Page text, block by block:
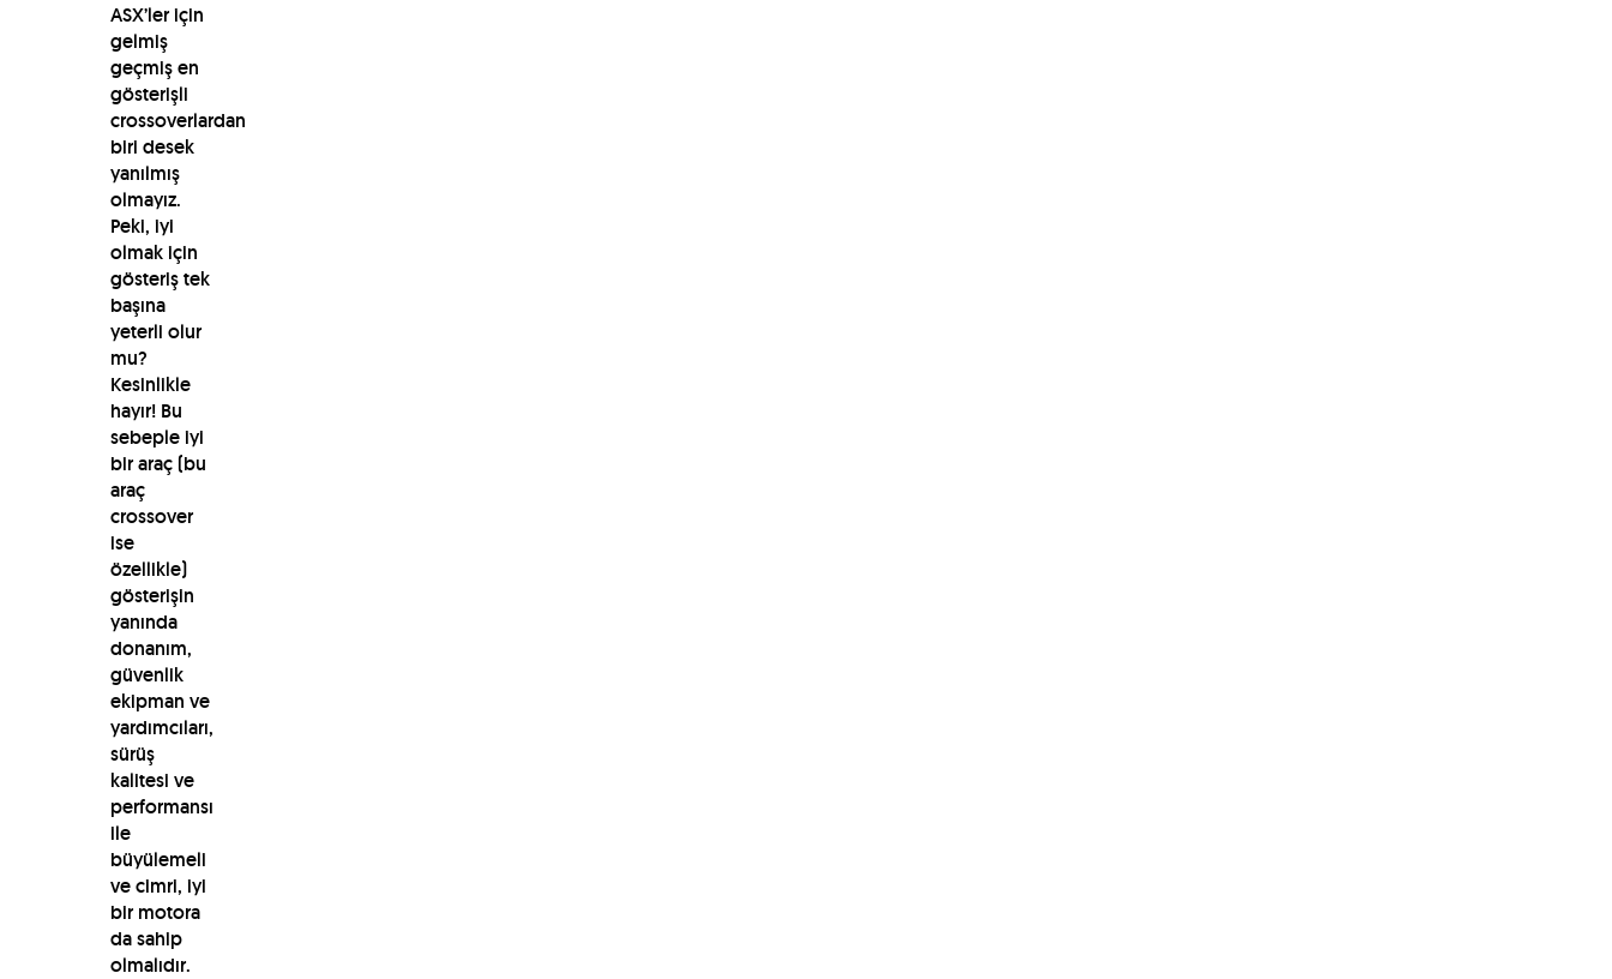
ASX’ler için
gelmiş
geçmiş en
gösterişli
crossoverlardan
biri desek
yanılmış
olmayız.
Peki, iyi
olmak için
gösteriş tek
başına
yeterli olur
mu?
Kesinlikle
hayır! Bu
sebeple iyi
bir araç (bu
araç
crossover
ise
özellikle)
gösterişin
yanında
donanım,
güvenlik
ekipman ve
yardımcıları,
sürüş
kalitesi ve
performansı
ile
büyülemeli
ve cimri, iyi
bir motora
da sahip
olmalıdır.